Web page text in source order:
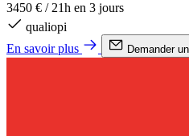
3450 € / 21h en 3 jours
qualiopi
En savoir plus
Demander